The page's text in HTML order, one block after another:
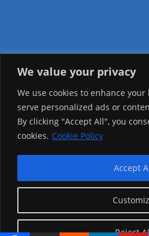
We value your privacy
We use cookies to enhance
serve personalized ads or
By clicking "Accept All", you
cookies. Cookie Policy
Reject
Accept
Visitor Counter
Today: 1948
Yesterday: 2257
1220254